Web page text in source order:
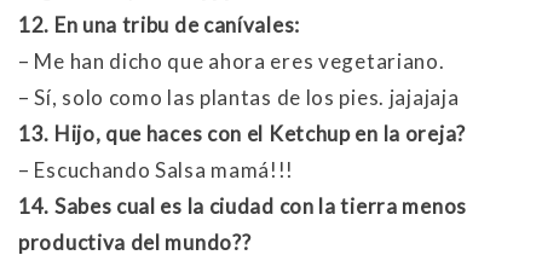
12. En una tribu de canívales:
– Me han dicho que ahora eres vegetariano.
– Sí, solo como las plantas de los pies. jajajaja
13. Hijo, que haces con el Ketchup en la oreja?
– Escuchando Salsa mamá!!!
14. Sabes cual es la ciudad con la tierra menos
productiva del mundo??